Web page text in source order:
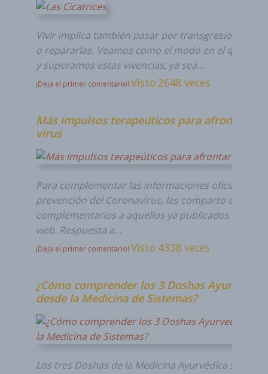
Vivir implica también pasar por transgresiones y
o repararlas. Veamos como el modo en el que
y superamos estas vivencias, ya sea…
¡Deja el primer comentario! Visto 2648 veces
Más impulsos terapeúticos para afrontar al
virus
Para complementar las informaciones oficiales
prevención del Coronavirus, les comparto estos
complementarios a aquellos ya publicados en
web. Respuesta a…
¡Deja el primer comentario! Visto 4338 veces
¿Cómo comprender los 3 Doshas
desde la Medicina de Sistemas?
Los tres Doshas de la Medicina Ayurvédica son un